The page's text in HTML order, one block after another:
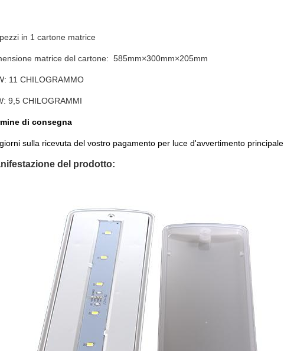
in 1 cartone matrice
matrice del cartone: 585mm×300mm×205mm
11 CHILOGRAMMO
9,5 CHILOGRAMMI
di consegna
sulla ricevuta del vostro pagamento per luce d'avvertimento principale
del prodotto: